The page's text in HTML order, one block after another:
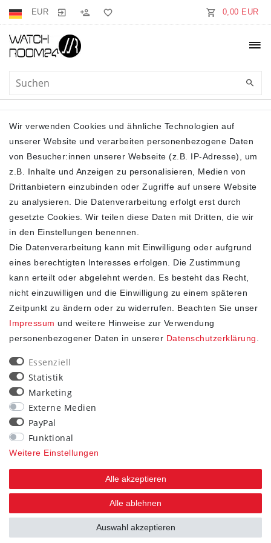
EUR 0,00 EUR
AERMELLOS
Filter
SHOP
Impressum
Daten­schutz­erklärung
AGB
Widerrufs­recht
STAY CONNECTED
Wir verwenden Cookies und ähnliche Technologien auf
unserer Website und verarbeiten personenbezogene Daten
von Besucher:innen unserer Webseite (z.B. IP-Adresse), um
z.B. Inhalte und Anzeigen zu personalisieren, Medien von
Drittanbietern einzubinden oder Zugriffe auf unsere Website
zu analysieren. Die Datenverarbeitung erfolgt erst durch
gesetzte Cookies. Wir teilen diese Daten mit Dritten, die wir
in den Einstellungen benennen.
Die Datenverarbeitung kann mit Einwilligung oder aufgrund
eines berechtigten Interesses erfolgen. Die Zustimmung
kann erteilt oder abgelehnt werden. Es besteht das Recht,
nicht einzuwilligen und die Einwilligung zu einem späteren
Zeitpunkt zu ändern oder zu widerrufen. Beachten Sie unser
Impressum und weitere Hinweise zur Verwendung
personenbezogener Daten in unserer Daten­schutz­erklärung
Essenziell
Statistik
Marketing
Externe Medien
PayPal
Funktional
Weitere Einstellungen
Alle akzeptieren
Alle ablehnen
Auswahl akzeptieren